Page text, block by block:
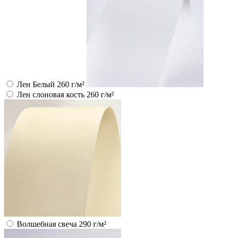
Лен Белый 260 г/м²
Лен слоновая кость 260 г/м²
Волшебная свеча 290 г/м²